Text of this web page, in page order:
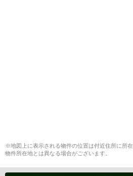
※地図上に表示される物件の位置は付近住所に所
物件所在地とは異なる場合がございます。